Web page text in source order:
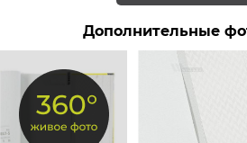
Дополнительные